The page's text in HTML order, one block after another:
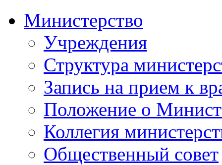
Министерство
Учреждения
Структура
Запись на прием к
Положение о
Коллегия
Общественный совет